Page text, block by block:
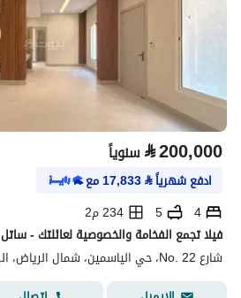
⃁200,000 سنوياً
ادفع شهرياً⃁
17,833مع
4
5
234 م2
فيلا تجمع الفخامة والخصوصية لعائلتك - ساتل
شارع No. 22، حي الياسمين، شمال الرياض، الرياض